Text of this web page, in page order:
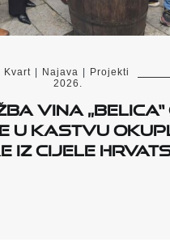
Kvart Najava Projekti
2026.
vina
u Kastvu
iz cijele